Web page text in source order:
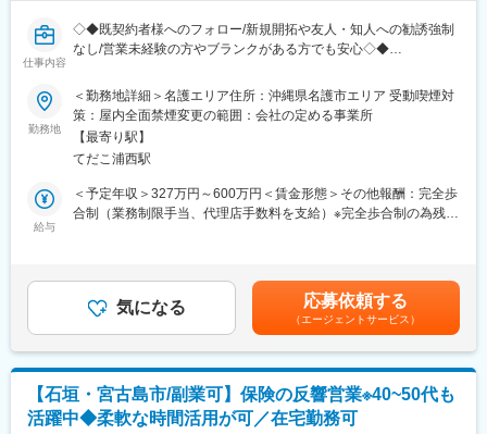
せします。
■業務の魅力
身につきます。
代理店へのコンサルティング営業のため、個人への保険販売は行
いません。
若手のうちから、販売戦略の企画や代理店経営者に向けた提案を
■キャリアについて
一人一人が主体的にチャレンジしキャリアを創れるような制度が
自身の希望する部署やポストに自ら手を挙げて挑戦できるジョブ
ポスティング制度があり、代理店営業から広報や商品開発、ITシ
ステム、契約サービス部門など幅広い部門へのキャリアチェンジ
■代理店営業とは
同社の保険を販売している代理店の保険販売サポートをする職種
です。
代表的業務
仕事内容
◇◆既契約者様へのフォロー/新規開拓や友人・知人への勧誘強制
なし/営業未経験の方やブランクがある方でも安心◇◆
■職務内容：
ストラテジックパートナー（SP）としてアフラックと業務委託契
約を結び、既契約者さまへの契約内容の見直し・保障の最適化の
ご提案を行います。
お客様リストは毎月割り振られ、契約更新や生活環境の変化に合
わせたご相談が中心。必要性が明確なため提案しやすく、成果に
もつながりやすい仕事です。
16:00/業務終了
※あくまで一例。自分のペースで調整できます。
商品力・知名度が圧倒的に高く、
お客様の信頼度が高い状態からご提案できるのが最大の強みで
す。
勤務地
＜勤務地詳細＞名護エリア住所：沖縄県名護市エリア 受動喫煙対
策：屋内全面禁煙変更の範囲：会社の定める事業所
【最寄り駅】
てだこ浦西駅
給与
＜予定年収＞327万円～600万円＜賃金形態＞その他報酬：完全歩
合制（業務制限手当、代理店手数料を支給）※完全歩合制の為残業
業務制限手当（成績連動）を支給 ※最低保証なし・分配後手数
料 2ヵ月目以降業績に応じた分配後手数料（成績連動）を支給■
就業開始時の想定年収：327万円賃金はあくまでも目安の金額で
あり、選考を通じて上下する可能性があります。月給(月額)は固定
手当を含めた表記です。
気になる 応募依頼する
（エージェントサービス）
【石垣・宮古島市/副業可】保険の反響営業※40~50代も
活躍中◆柔軟な時間活用が可／在宅勤務可